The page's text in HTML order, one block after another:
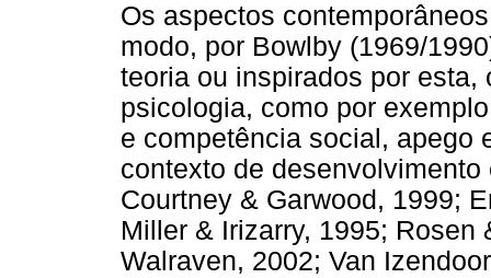
Os aspectos
modo, por Bowlby (1969/
teoria ou inspirados por
psicologia, como por
e competência social, apego
contexto de
Courtney & Garwood, 1999;
Miller & Irizarry, 1995;
Walraven, 2002; Van